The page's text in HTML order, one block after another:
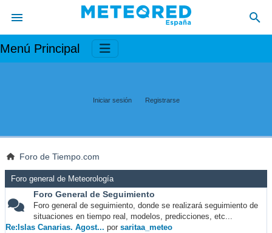
Menú Principal
Iniciar sesión Registrarse
Foro de Tiempo.com
Foro general de Meteorología
Foro General de Seguimiento
Foro general de seguimiento, donde se realizará seguimiento de
situaciones en tiempo real, modelos, predicciones, etc...
Re:Islas Canarias. Agost... por saritaa_meteo